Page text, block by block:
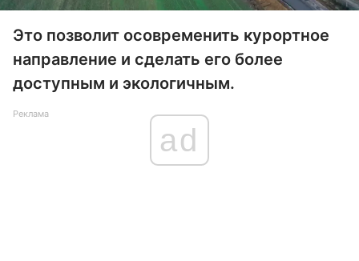
Это позволит осовременить курортное
направление и сделать его более
доступным и экологичным.
Реклама
ad